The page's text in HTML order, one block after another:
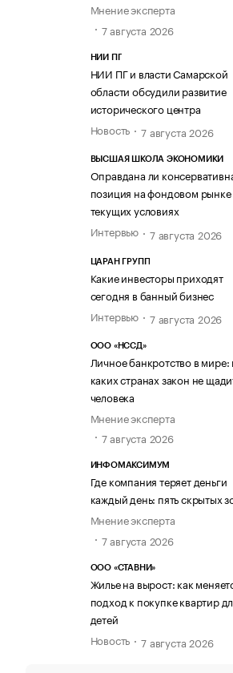
Мнение эксперта
7 августа 2026
НИИ ПГ
НИИ ПГ и власти Самарской
области обсудили развитие
исторического центра
Новость
7 августа 2026
ВЫСШАЯ ШКОЛА ЭКОНОМИКИ
Оправдана ли
позиция на фондовом рынке
текущих условиях
Интервью
7 августа 2026
ЦАРАН ГРУПП
Какие инвесторы приходят
сегодня в банный бизнес
Интервью
7 августа 2026
ООО «НССД»
Личное банкротство в мире:
каких странах закон не
человека
Мнение эксперта
7 августа 2026
ИНФОМАКСИМУМ
Где компания теряет деньги
каждый день: пять скрытых
Мнение эксперта
7 августа 2026
ООО «СТАВНИ»
Жилье на вырост: как
подход к покупке квартир
детей
Новость
7 августа 2026